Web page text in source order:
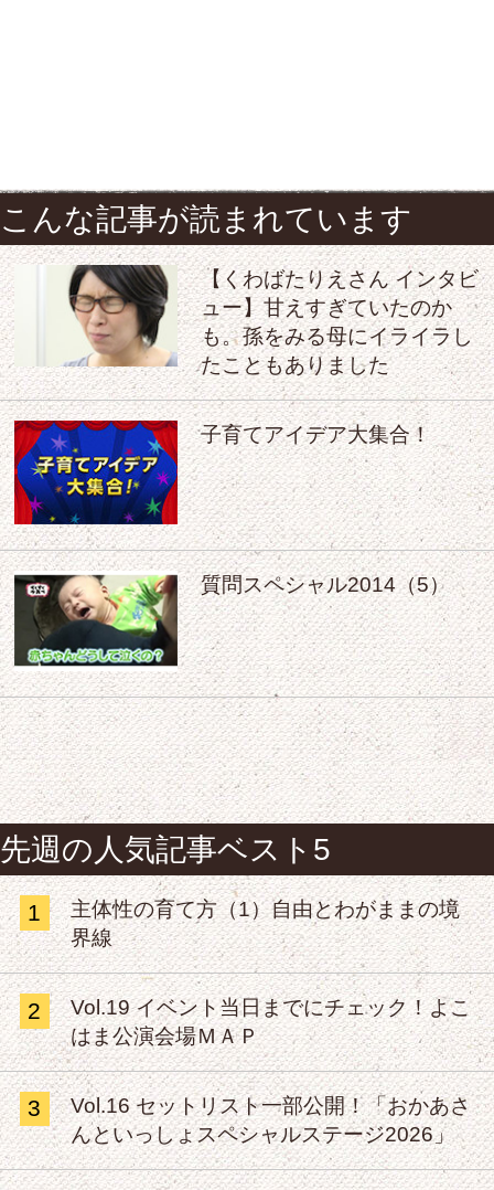
こんな記事が読まれています
【くわばたりえさん インタビ
ュー】甘えすぎていたのか
も。孫をみる母にイライラし
たこともありました
子育てアイデア大集合！
質問スペシャル2014（5）
先週の人気記事ベスト5
1
主体性の育て方（1）自由とわがままの境
界線
2
Vol.19 イベント当日までにチェック！よこ
はま公演会場ＭＡＰ
3
Vol.16 セットリスト一部公開！「おかあさ
んといっしょスペシャルステージ2026」